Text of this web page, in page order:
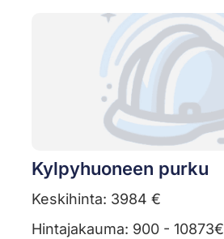
Kylpyhuoneen purku
Keskihinta: 3984 €
Hintajakauma: 900 - 10873€